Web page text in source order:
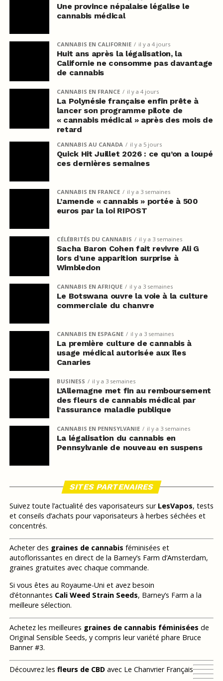
Une province népalaise légalise le
cannabis médical
CANNABIS EN CALIFORNIE il y a 4 jours
Huit ans après la légalisation, la
Californie ne consomme pas davantage
de cannabis
CANNABIS EN FRANCE il y a 4 jours
La Polynésie française enfin prête à
lancer son programme pilote de
« cannabis médical » après des mois de
retard
CANNABIS AU CANADA il y a 5 jours
Quick Hit Juillet 2026 : ce qu’on a loupé
ces dernières semaines
CANNABIS EN FRANCE il y a 3 semaines
L’amende « cannabis » portée à 500
euros par la loi RIPOST
CÉLÉBRITÉS DU CANNABIS il y a 3 semaines
Sacha Baron Cohen fait revivre Ali G
lors d’une apparition surprise à
Wimbledon
CANNABIS EN AFRIQUE il y a 3 semaines
Le Botswana ouvre la voie à la culture
commerciale du chanvre
CANNABIS EN ESPAGNE il y a 3 semaines
La première culture de cannabis à
usage médical autorisée aux îles
Canaries
BUSINESS il y a 3 semaines
L’Allemagne met fin au remboursement
des fleurs de cannabis médical par
l’assurance maladie publique
CANNABIS EN PENNSYLVANIE il y a 3 semaines
La légalisation du cannabis en
Pennsylvanie de nouveau en suspens
SITES PARTENAIRES
Suivez toute l’actualité des vaporisateurs sur LesVapos, tests
et conseils d’achats pour vaporisateurs à herbes séchées et
concentrés.
Acheter des graines de cannabis féminisées et
autoflorissantes en direct de la Barney’s Farm d’Amsterdam,
graines gratuites avec chaque commande.
Si vous êtes au Royaume-Uni et avez besoin
d’étonnantes Cali Weed Strain Seeds, Barney’s Farm a la
meilleure sélection.
Achetez les meilleures graines de cannabis féminisées de
Original Sensible Seeds, y compris leur variété phare Bruce
Banner #3.
Découvrez les fleurs de CBDavec Le Chanvrier Français